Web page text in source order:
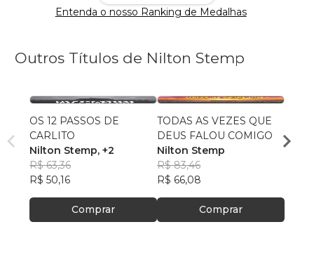
Entenda o nosso Ranking de Medalhas
Outros Títulos de Nilton Stemp
OS 12 PASSOS DE
CARLITO
Nilton Stemp, +2
R$ 63,36
R$ 50,16
Comprar
TODAS AS VEZES QUE
DEUS FALOU COMIGO
Nilton Stemp
R$ 83,46
R$ 66,08
Comprar
R$